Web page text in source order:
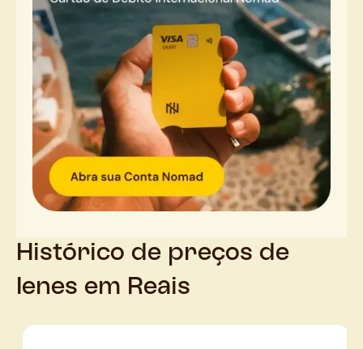
Histórico de preços de
Ienes em Reais